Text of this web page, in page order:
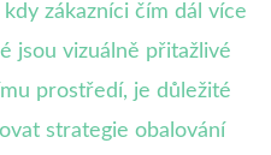
zákazníci čím dál více
jsou vizuálně přitažlivé
prostředí, je důležité
strategie obalování